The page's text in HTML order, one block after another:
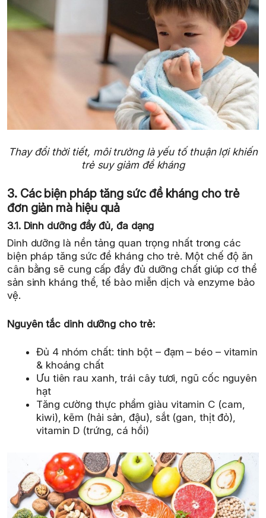
Thay đổi thời tiết, môi trường là yếu tố thuận lợi khiến
trẻ suy giảm đề kháng
3. Các biện pháp tăng sức đề kháng cho trẻ
đơn giản mà hiệu quả
3.1. Dinh dưỡng đầy đủ, đa dạng
Dinh dưỡng là nền tảng quan trọng nhất trong các
biện pháp tăng sức đề kháng cho trẻ. Một chế độ ăn
cân bằng sẽ cung cấp đầy đủ dưỡng chất giúp cơ thể
sản sinh kháng thể, tế bào miễn dịch và enzyme bảo
vệ.
Nguyên tắc dinh dưỡng cho trẻ:
Đủ 4 nhóm chất: tinh bột – đạm – béo – vitamin
& khoáng chất
Ưu tiên rau xanh, trái cây tươi, ngũ cốc nguyên
hạt
Tăng cường thực phẩm giàu vitamin C (cam,
kiwi), kẽm (hải sản, đậu), sắt (gan, thịt đỏ),
vitamin D (trứng, cá hồi)